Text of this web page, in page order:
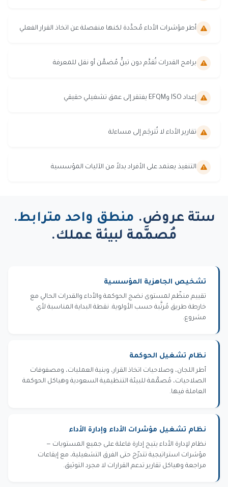
أطر مؤشرات الأداء مُحدَّدة لكنها منفصلة عن اتخاذ القرار الفعلي
برامج القدرات تُقدَّم دون تبنٍّ مُضمَّن أو نقل للمعرفة
إعداد ISO وEFQM يفتقر إلى عمق تشغيلي حقيقي
تقارير الأداء لا تُترجَم إلى مساءلة
التنفيذ يعتمد على الأفراد بدلاً من الآليات المؤسسية
ستة عروض. منطق واحد مترابط.
مُصمَّمة لبيئة عملك.
تشخيص الجاهزية المؤسسية
تقييم منظّم لمستوى نضج الحوكمة والأداء والقدرات الحالي مع
خارطة طريق مُرتَّبة حسب الأولوية. نقطة البداية المناسبة لأي
مشروع.
نظام تشغيل الحوكمة
أطر اللجان، وصلاحيات اتخاذ القرار، وبنية العمليات، ومصفوفات
الصلاحيات، مُصمَّمة للبيئة التنظيمية السعودية وهياكل الحوكمة
العاملة فيها.
نظام تشغيل مؤشرات الأداء وإدارة الأداء
نظام لإدارة الأداء يتيح إدارة فاعلة على جميع المستويات —
مؤشرات استراتيجية تتدرّج حتى الفرق التشغيلية، مع إيقاعات
مراجعة وهياكل تقارير تدعم القرارات لا مجرد التوثيق.